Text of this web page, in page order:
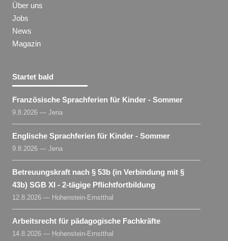
Über uns
Jobs
News
Magazin
Startet bald
Französische Sprachferien für Kinder - Sommer
9.8.2026 — Jena
Englische Sprachferien für Kinder - Sommer
9.8.2026 — Jena
Betreuungskraft nach § 53b (in Verbindung mit §
43b) SGB XI - 2-tägige Pflichtfortbildung
12.8.2026 — Hohenstein-Ernstthal
Arbeitsrecht für pädagogische Fachkräfte
14.8.2026 — Hohenstein-Ernstthal